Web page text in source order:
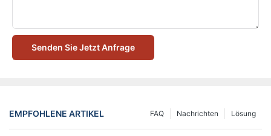
Senden Sie Jetzt Anfrage
EMPFOHLENE ARTIKEL Lösung
Nachrichten
FAQ